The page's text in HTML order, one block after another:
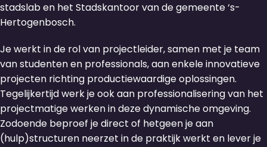
stadslab en het Stadskantoor van de gemeente ‘s-
Hertogenbosch.
Je werkt in de rol van projectleider, samen met je team
van studenten en professionals, aan enkele innovatieve
projecten richting productiewaardige oplossingen.
Tegelijkertijd werk je ook aan professionalisering van het
projectmatige werken in deze dynamische omgeving.
Zodoende beproef je direct of hetgeen je aan
(hulp)structuren neerzet in de praktijk werkt en lever je